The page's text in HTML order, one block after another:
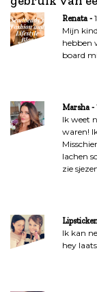
t
n
a
a
t
i
Renata
Mijn
hebben
board
Marsha
Ik weet
waren!
lachen
zie
Ik kan
hey